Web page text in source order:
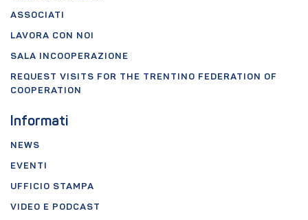
ASSOCIATI
LAVORA CON NOI
SALA INCOOPERAZIONE
REQUEST VISITS FOR THE TRENTINO FEDERATION OF
COOPERATION
Informati
NEWS
EVENTI
UFFICIO STAMPA
VIDEO E PODCAST